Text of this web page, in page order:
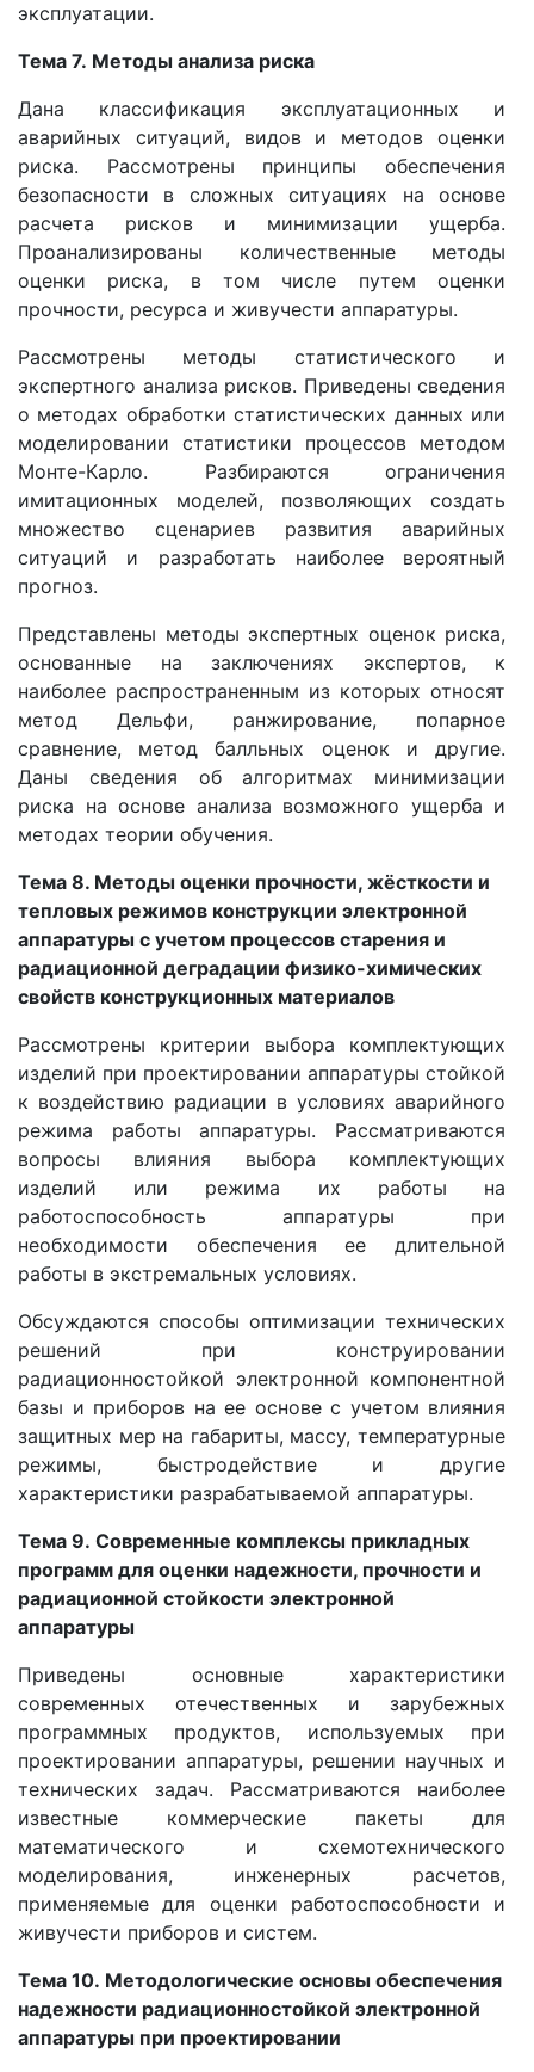
эксплуатации.
Тема 7. Методы анализа риска
Дана классификация эксплуатационных и
аварийных ситуаций, видов и методов оценки
риска. Рассмотрены принципы обеспечения
безопасности в сложных ситуациях на основе
расчета рисков и минимизации ущерба.
Проанализированы количественные методы
оценки риска, в том числе путем оценки
прочности, ресурса и живучести аппаратуры.
Рассмотрены методы статистического и
экспертного анализа рисков. Приведены сведения
о методах обработки статистических данных или
моделировании статистики процессов методом
Монте-Карло. Разбираются ограничения
имитационных моделей, позволяющих создать
множество сценариев развития аварийных
ситуаций и разработать наиболее вероятный
прогноз.
Представлены методы экспертных оценок риска,
основанные на заключениях экспертов, к
наиболее распространенным из которых относят
метод Дельфи, ранжирование, попарное
сравнение, метод балльных оценок и другие.
Даны сведения об алгоритмах минимизации
риска на основе анализа возможного ущерба и
методах теории обучения.
Тема 8. Методы оценки прочности, жёсткости и
тепловых режимов конструкции электронной
аппаратуры с учетом процессов старения и
радиационной деградации физико-химических
свойств конструкционных материалов
Рассмотрены критерии выбора комплектующих
изделий при проектировании аппаратуры стойкой
к воздействию радиации в условиях аварийного
режима работы аппаратуры. Рассматриваются
вопросы влияния выбора комплектующих
изделий или режима их работы на
работоспособность аппаратуры при
необходимости обеспечения ее длительной
работы в экстремальных условиях.
Обсуждаются способы оптимизации технических
решений при конструировании
радиационностойкой электронной компонентной
базы и приборов на ее основе с учетом влияния
защитных мер на габариты, массу, температурные
режимы, быстродействие и другие
характеристики разрабатываемой аппаратуры.
Тема 9. Современные комплексы прикладных
программ для оценки надежности, прочности и
радиационной стойкости электронной
аппаратуры
Приведены основные характеристики
современных отечественных и зарубежных
программных продуктов, используемых при
проектировании аппаратуры, решении научных и
технических задач. Рассматриваются наиболее
известные коммерческие пакеты для
математического и схемотехнического
моделирования, инженерных расчетов,
применяемые для оценки работоспособности и
живучести приборов и систем.
Тема 10. Методологические основы обеспечения
надежности радиационностойкой электронной
аппаратуры при проектировании